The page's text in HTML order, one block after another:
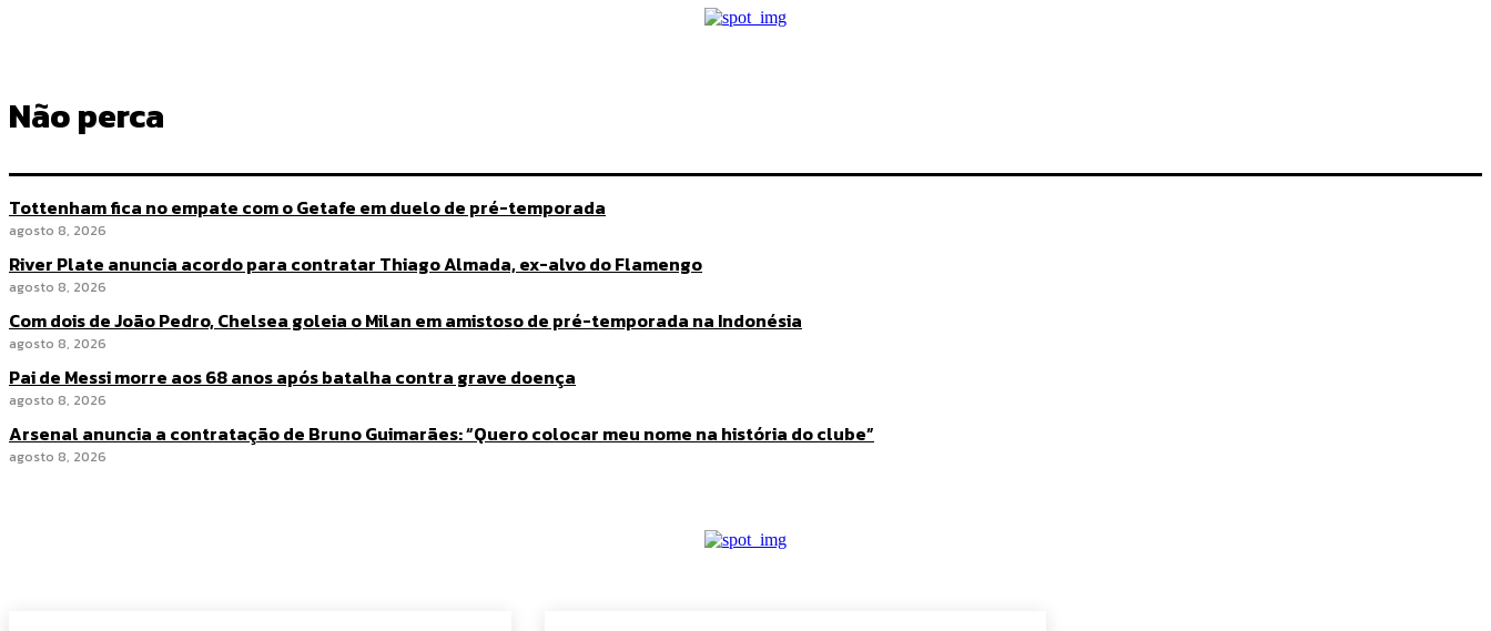
Não perca
Tottenham fica no empate com o Getafe em duelo de pré-temporada
agosto 8, 2026
River Plate anuncia acordo para contratar Thiago Almada, ex-alvo do Flamengo
agosto 8, 2026
Com dois de João Pedro, Chelsea goleia o Milan em amistoso de pré-temporada na Indonésia
agosto 8, 2026
Pai de Messi morre aos 68 anos após batalha contra grave doença
agosto 8, 2026
Arsenal anuncia a contratação de Bruno Guimarães: “Quero colocar meu nome na história do clube”
agosto 8, 2026